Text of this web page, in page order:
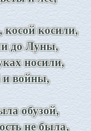
косой косили,
до Луны,
носили,
и войны,
обузой,
не была,